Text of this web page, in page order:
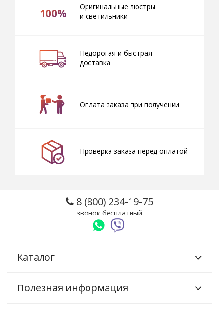
100%
Оригинальные люстры
и светильники
Недорогая и быстрая
доставка
Оплата заказа при получении
Проверка заказа перед оплатой
8 (800) 234-19-75
звонок бесплатный
Каталог
Полезная информация